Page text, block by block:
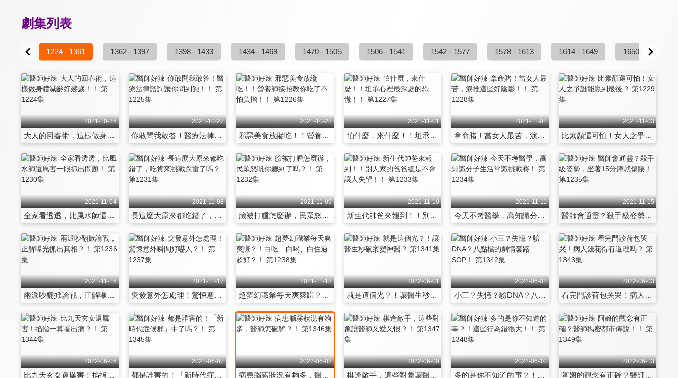
劇集列表
1224 - 1361 1362 - 1397 1398 - 1433 1434 - 1469 1470 - 1505 1506 - 1541 1542 - 1577 1578 - 1613 1614 - 1649 1650 - 1685
2021-10-26
大人的回春術，這樣做身體減齡好幾歲！！ 第1224集
2021-10-27
你敢問我敢答！醫療法律諮詢讓你問到飽！！ 第1225集
2021-10-28
邪惡美食放縱吃！！營養師接招教你吃了不怕負擔！！ 第1226集
2021-11-01
怕什麼，來什麼！！坦承心裡最深處的恐慌！！ 第1227集
2021-11-02
拿命賭！當女人最苦，淚推這些好陰影！！ 第1228集
2021-11-03
比素顏還可怕！女人之爭誰能贏到最後？ 第1229集
2021-11-04
全家看透透，比風水師還厲害一眼抓出問題！ 第1230集
2021-11-08
長這麼大原來都吃錯了，吃貨來挑戰踩雷了嗎？ 第1231集
2021-11-09
臉被打腫怎麼辦，民眾怒吼你聽到了嗎？！ 第1232集
2021-11-10
新生代帥爸來報到！！別人家的爸爸總是不會讓人失望！！ 第1233集
2021-11-11
今天不考醫學，高知識分子生活常識挑戰賽！ 第1234集
2021-11-15
醫師會通靈？殺手級姿勢，坐著15分鐘就傷腰！ 第1235集
2021-11-16
兩派吵翻掀論戰，正解曝光抓出真相？！ 第1236集
2021-11-17
突發意外怎處理！驚悚意外瞬間好嚇人？！ 第1237集
2021-11-18
超夢幻職業每天爽爽賺？！白吃、白喝、白住過超好？！ 第1238集
2022-06-01
就是這個光？！讓醫生秒破案變神醫？ 第1341集
2022-06-02
小三？失憶？驗DNA？八點檔的劇情套路SOP！ 第1342集
2022-06-03
看完門診荷包哭哭！病人錢花得有道理嗎？ 第1343集
2022-06-06
比九天玄女還厲害！掐指一算看出病？！ 第1344集
2022-06-07
都是誰害的！「新時代症候群」中了嗎？！ 第1345集
2022-06-08
病患腦霧狀況有夠多，醫師怎破解？！ 第1346集
2022-06-09
棋逢敵手，這些對象讓醫師又愛又恨？！ 第1347集
2022-06-10
多的是你不知道的事？！這些行為錯很大！！ 第1348集
2022-06-13
阿嬤的觀念有正確？醫師揭密都市傳說！！ 第1349集